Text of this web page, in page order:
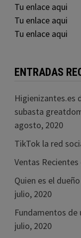
Tu enlace aqui
Tu enlace aqui
Tu enlace aqui
ENTRADAS
Higienizantes.es
subasta
agosto, 2020
TikTok la red
Ventas
Quien es el
julio, 2020
Fundamentos
julio, 2020